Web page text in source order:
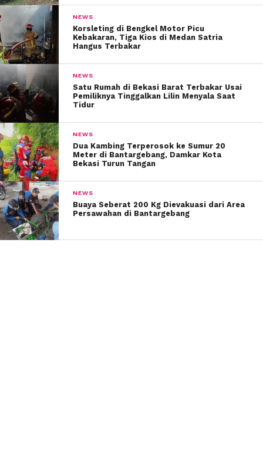
NEWS
Korsleting di Bengkel Motor Picu
Kebakaran, Tiga Kios di Medan Satria
Hangus Terbakar
NEWS
Satu Rumah di Bekasi Barat Terbakar Usai
Pemiliknya Tinggalkan Lilin Menyala Saat
Tidur
NEWS
Dua Kambing Terperosok ke Sumur 20
Meter di Bantargebang, Damkar Kota
Bekasi Turun Tangan
NEWS
Buaya Seberat 200 Kg Dievakuasi dari Area
Persawahan di Bantargebang